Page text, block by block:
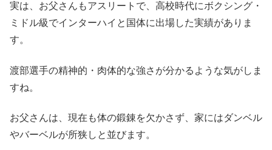
実は、お父さんもアスリートで、高校時代にボクシング・
ミドル級でインターハイと国体に出場した実績がありま
す。
渡部選手の精神的・肉体的な強さが分かるような気がしま
すね。
お父さんは、現在も体の鍛錬を欠かさず、家にはダンベル
やバーベルが所狭しと並びます。